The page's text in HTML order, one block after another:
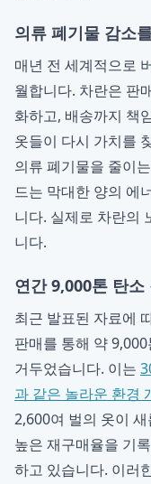
의류 폐기물 감소
매년 전 세계적으로
월합니다. 차란은 판
화하고, 배송까지 책
옷들이 다시 가치를
의류 폐기물을 줄이
드는 막대한 양의 에
니다. 실제로 차란의
니다.
연간 9,000톤 탄소
최근 발표된 자료에
판매를 통해 약
거두었습니다. 이는
과 같은 놀라운 환경
2,600여 벌의 옷이
높은 재구매율을 기
하고 있습니다. 이러